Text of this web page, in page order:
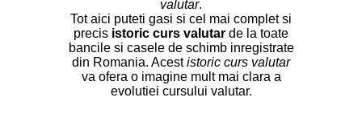
valutar.
Tot aici puteti gasi si cel mai complet si
precis istoric curs valutar de la toate
bancile si casele de schimb inregistrate
din Romania. Acestistoric curs valutar
va ofera o imagine mult mai clara a
evolutiei cursului valutar.